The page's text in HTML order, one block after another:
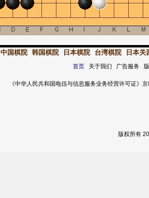
中国棋院 韩国棋院 日本棋院 台湾棋院 日本关
首页关于我们 广告服务
《中华人民共和国电信与信息服务业务经营许可证
版权所有